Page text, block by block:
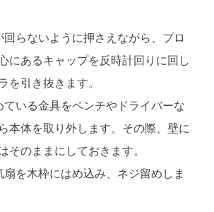
回らないように押さえながら、プロ
にあるキャップを反時計回りに回し
を引き抜きます。
ている金具をペンチやドライバーな
本体を取り外します。その際、壁に
そのままにしておきます。
扇を木枠にはめ込み、ネジ留めしま